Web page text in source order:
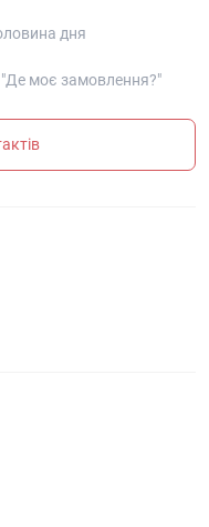
дня
"Де моє замовлення?"